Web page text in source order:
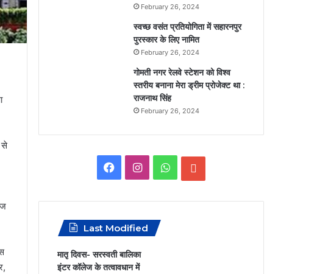
से
February 26, 2024
स्वच्छ वसंत प्रतियोगिता में सहारनपुर
पुरस्कार के लिए नामित
February 26, 2024
गोमती नगर रेलवे स्टेशन को विश्व
स्तरीय बनाना मेरा ड्रीम प्रोजेक्ट था :
राजनाथ सिंह
February 26, 2024
e
b
I
t
W
Last Modified
मातृ दिवस- सरस्वती बालिका
इंटर कॉलेज के तत्वावधान में